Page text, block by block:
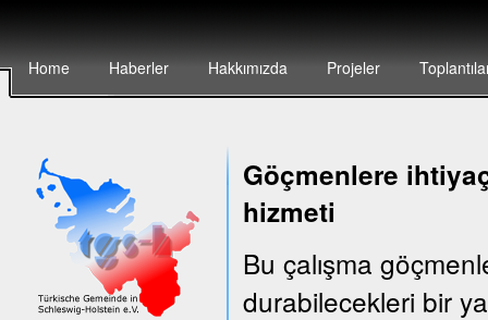
Home Haberler Hakkımızda Projeler
Göçmenlere
hizmeti
Bu çalışma
durabilecekleri bir